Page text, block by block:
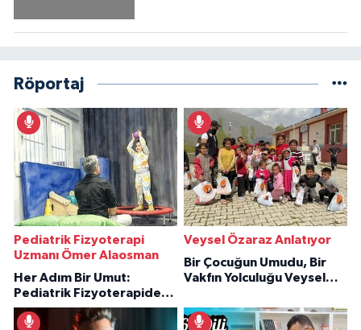
Röportaj
Pediatrik Fizyoterapi
Uzmanı Ömer Alaosman
Her Adım Bir Umut:
Pediatrik Fizyoterapiden
İlham Veren Hikâyeler
Veysel Özaraz Anlatıyor
Bir Çocuğun Umudu, Bir
Vakfın Yolculuğu Veysel